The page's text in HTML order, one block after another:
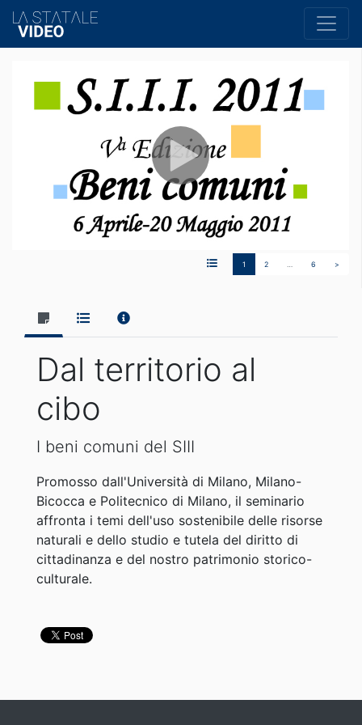
1 2 6 >
Dal territorio al
cibo
I beni comuni del SIII
Promosso dall'Università di Milano, Milano-
Bicocca e Politecnico di Milano, il seminario
affronta i temi dell'uso sostenibile delle risorse
naturali e dello studio e tutela del diritto di
cittadinanza e del nostro patrimonio storico-
culturale.